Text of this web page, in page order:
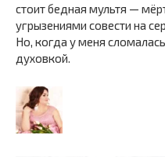
стоит бедная мультя —
угрызениями совести на
Но, когда у меня
духовкой.